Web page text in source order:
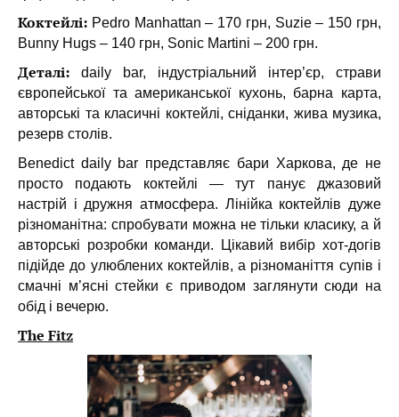
Коктейлі: Pedro Manhattan – 170 грн, Suzie – 150 грн,
Bunny Hugs – 140 грн, Sonic Martini – 200 грн.
Деталі: daily bar, індустріальний інтер’єр, страви
європейської та американської кухонь, барна карта,
авторські та класичні коктейлі, сніданки, жива музика,
резерв столів.
Benedict daily bar представляє бари Харкова, де не
просто подають коктейлі — тут панує джазовий
настрій і дружня атмосфера. Лінійка коктейлів дуже
різноманітна: спробувати можна не тільки класику, а й
авторські розробки команди. Цікавий вибір хот-догів
підійде до улюблених коктейлів, а різноманіття супів і
смачні м’ясні стейки є приводом заглянути сюди на
обід і вечерю.
The Fitz